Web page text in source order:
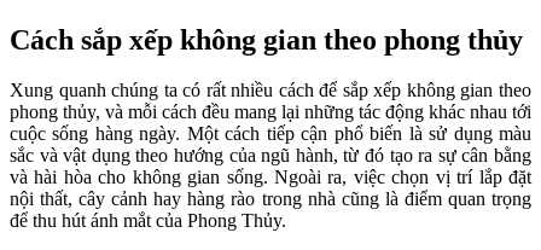
Cách sắp xếp không gian theo phong thủy
Xung quanh chúng ta có rất nhiều cách để sắp xếp không gian theo
phong thủy, và mỗi cách đều mang lại những tác động khác nhau tới
cuộc sống hàng ngày. Một cách tiếp cận phổ biến là sử dụng màu
sắc và vật dụng theo hướng của ngũ hành, từ đó tạo ra sự cân bằng
và hài hòa cho không gian sống. Ngoài ra, việc chọn vị trí lắp đặt
nội thất, cây cảnh hay hàng rào trong nhà cũng là điểm quan trọng
để thu hút ánh mắt của Phong Thủy.